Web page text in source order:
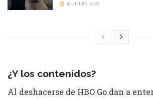
16 JULIO, 2026
¿Y los contenidos?
Al deshacerse de HBO Go dan a